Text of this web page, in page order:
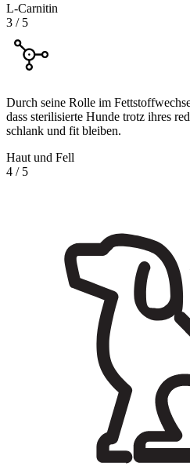
L-Carnitin
3 / 5
Durch seine Rolle im
dass sterilisierte Hunde trotz ihres
schlank und fit bleiben.
Haut und Fell
4 / 5